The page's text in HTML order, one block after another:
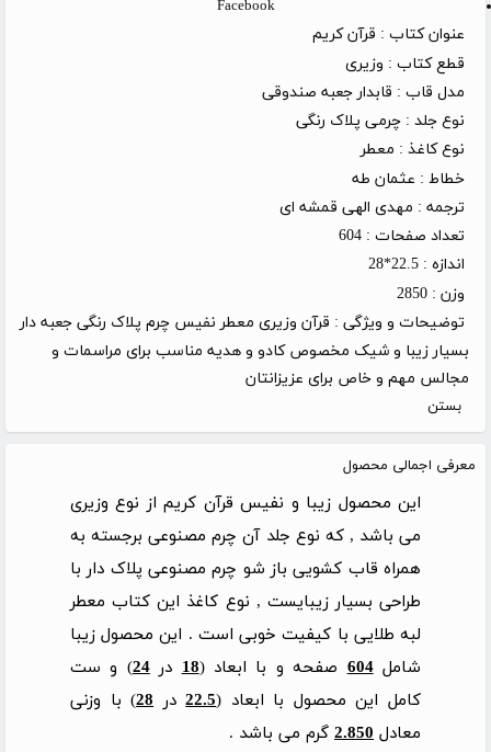
Facebook
عنوان کتاب : قرآن کریم
قطع کتاب : وزیری
مدل قاب : قابدار جعبه صندوقی
نوع جلد : چرمی پلاک رنگی
نوع کاغذ : معطر
خطاط : عثمان طه
ترجمه : مهدی الهی قمشه ای
تعداد صفحات : 604
اندازه : 22.5*28
وزن : 2850
توضیحات و ویژگی : قرآن وزیری معطر نفیس چرم پلاک رنگی جعبه دار
بسیار زیبا و شیک مخصوص کادو و هدیه مناسب برای مراسمات و
مجالس مهم و خاص برای عزیزانتان
بستن
معرفی اجمالی محصول
این محصول زیبا و نفیس قرآن کریم از نوع وزیری
می باشد , که نوع جلد آن چرم مصنوعی برجسته به
همراه قاب کشویی باز شو چرم مصنوعی پلاک دار با
طراحی بسیار زیبایست , نوع کاغذ این کتاب معطر
لبه طلایی با کیفیت خوبی است . این محصول زیبا
شامل604صفحه و با ابعاد (18در24) و ست
کامل این محصول با ابعاد (22.5در28) با وزنی
معادل 2.850 گرم می باشد .